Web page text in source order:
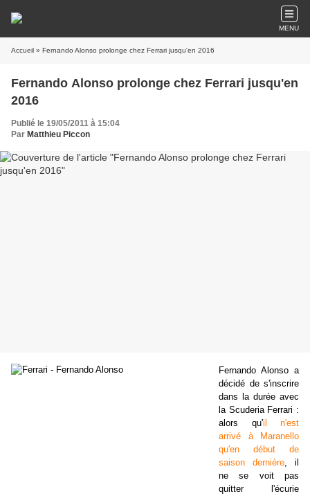
MENU
Accueil » Fernando Alonso prolonge chez Ferrari jusqu'en 2016
Fernando Alonso prolonge chez Ferrari jusqu'en
2016
Publié le 19/05/2011 à 15:04
Par Matthieu Piccon
Fernando Alonso a
décidé de s'inscrire
dans la durée avec
la Scuderia Ferrari :
alors qu'il n'est
arrivé à Maranello
qu'en début de
saison dernière, il
ne se voit pas
quitter l'écurie